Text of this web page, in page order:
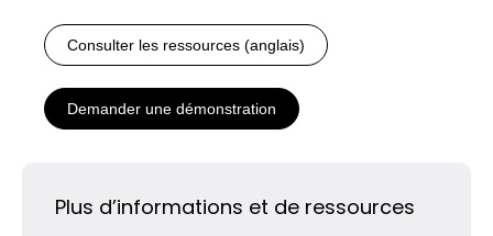
Consulter les ressources (anglais)
Demander une démonstration
Plus d’informations et de ressources